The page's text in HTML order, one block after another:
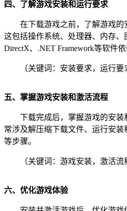
四、了解游戏安装和运行要求
在下载游戏之前，了解游戏的
这包括操作系统、处理器、内存
DirectX、.NET Framework等软件依
（关键词：安装要求，运行
五、掌握游戏安装和激活流程
下载完成后，掌握游戏的安
常涉及解压缩下载文件、运行安
等步骤。
（关键词：游戏安装，激活流
六、优化游戏体验